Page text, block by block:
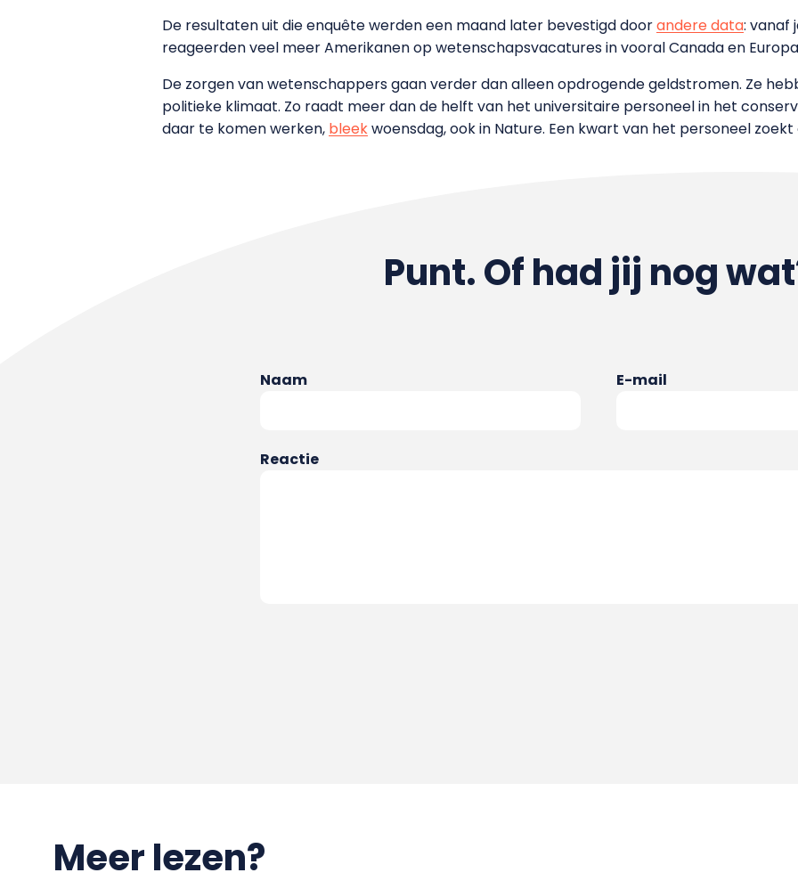
De resultaten uit die enquête werden een maand later bevestigd doorandere data: vanaf
reageerden veel meer Amerikanen op wetenschapsvacatures in vooral Canada en
De zorgen van wetenschappers gaan verder dan alleen opdrogende geldstromen. Ze
politieke klimaat. Zo raadt meer dan de helft van het universitaire personeel in het
daar te komen werken, bleekwoensdag, ook in Nature. Een kwart van het personeel
Punt. Of had jij nog
Naam E-mail
Reactie
Meer lezen?